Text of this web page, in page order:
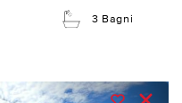
3 Bagni